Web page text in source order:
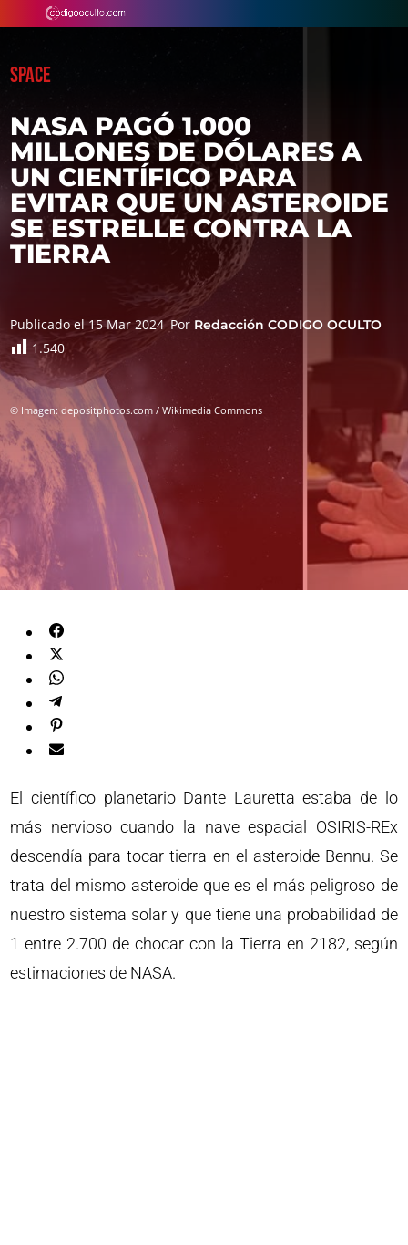
SPACE
NASA PAGÓ 1.000
MILLONES DE DÓLARES A
UN CIENTÍFICO PARA
EVITAR QUE UN ASTEROIDE
SE ESTRELLE CONTRA LA
TIERRA
Publicado el 15 Mar 2024 Por Redacción CODIGO OCULTO
1.540
© Imagen: depositphotos.com / Wikimedia Commons
El científico planetario Dante Lauretta estaba de lo
más nervioso cuando la nave espacial OSIRIS-REx
descendía para tocar tierra en el asteroide Bennu. Se
trata del mismo asteroide que es el más peligroso de
nuestro sistema solar y que tiene una probabilidad de
1 entre 2.700 de chocar con la Tierra en 2182, según
estimaciones de NASA.